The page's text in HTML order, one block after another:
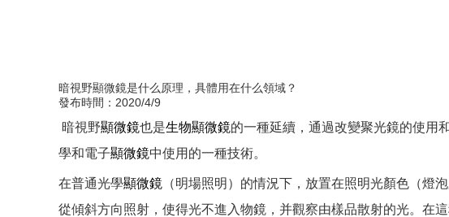
暗視野顯微鏡是什么原理，具體用在什么領域？
發布時間：2020/4/9
暗視野顯微鏡也是生物顯微鏡的一種延續，通過改變聚光鏡的使用
學和電子顯微鏡中使用的一種技術。
在普通光學顯微鏡 （明場照明）的情況下，放置在照明光顏色（燈
從傾斜方向照射，使得光不進入物鏡，并觀察由樣品散射的光。在